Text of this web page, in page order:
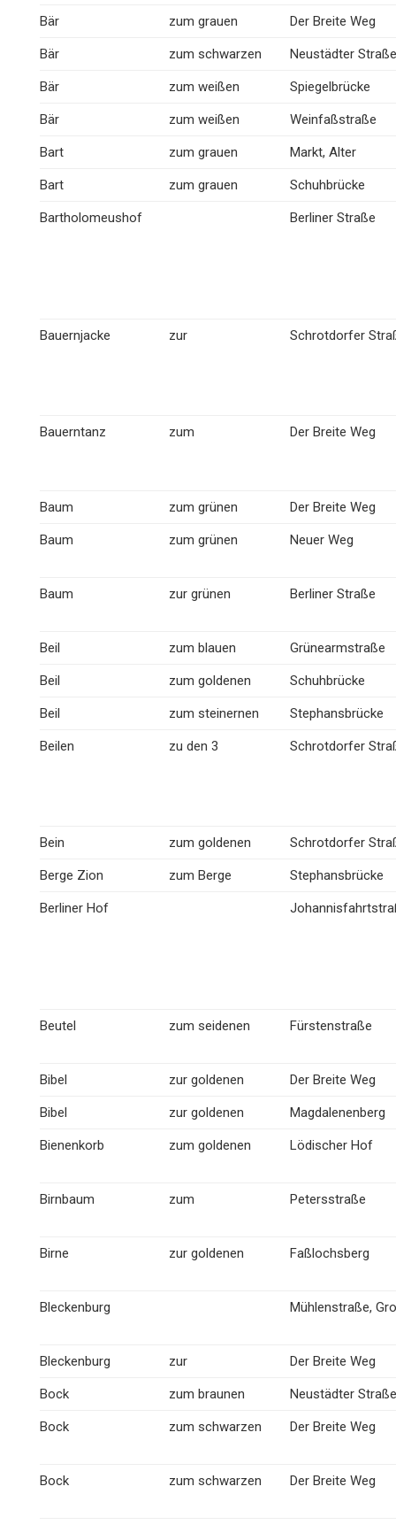
Bär zum grauen Der Breite Weg
Bär zum schwarzen Neustädter Straße
Bär zum weißen Spiegelbrücke
Bär zum weißen Weinfaßstraße
Bart zum grauen Markt, Alter
Bart zum grauen Schuhbrücke
Bartholomeushof Berliner Straße
Bauernjacke zur Schrotdorfer
Bauerntanz zum Der Breite Weg
Baum zum grünen Der Breite Weg
Baum zum grünen Neuer Weg
Baum zur grünen Berliner Straße
Beil zum blauen Grünearmstraße
Beil zum goldenen Schuhbrücke
Beil zum steinernen Stephansbrücke
Beilen zu den 3 Schrotdorfer
Bein zum goldenen Schrotdorfer
Berge Zion zum Berge Stephansbrücke
Berliner Hof
Beutel zum seidenen Fürstenstraße
Bibel zur goldenen Der Breite Weg
Bibel zur goldenen Magdalenenberg
Bienenkorb zum goldenen Lödischer Hof
Birnbaum zum Petersstraße
Birne zur goldenen Faßlochsberg
Bleckenburg Mühlenstraße,
Bleckenburg zur Der Breite Weg
Bock zum braunen Neustädter Straße
Bock zum schwarzen Der Breite Weg
Bock zum schwarzen Der Breite Weg